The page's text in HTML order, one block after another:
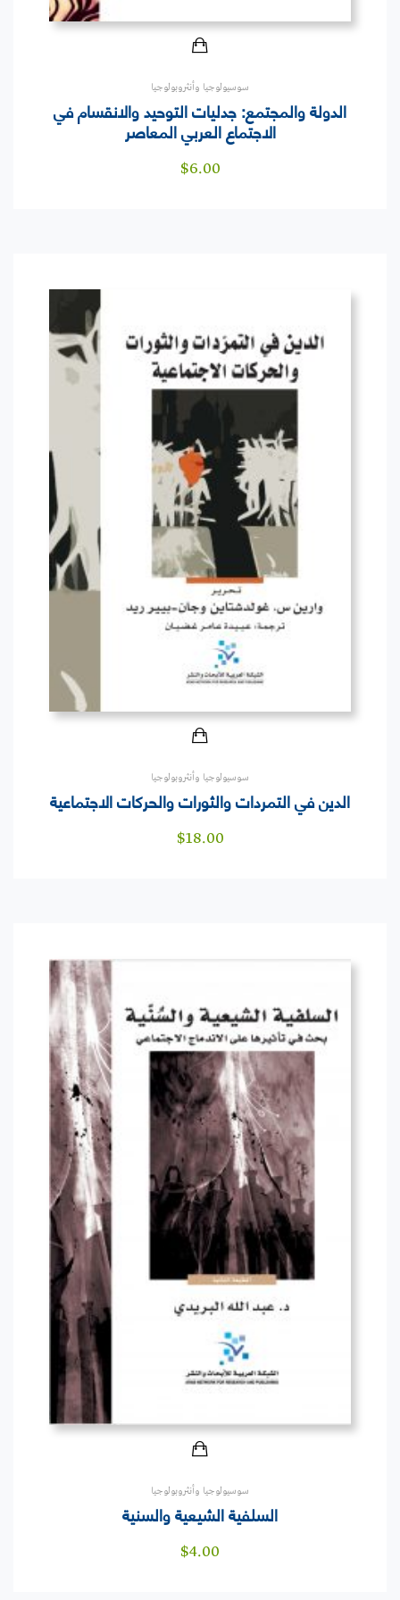
سوسيولوجيا وأنثروبولوجيا
الدولة والمجتمع: جدليات التوحيد والانقسام في
الاجتماع العربي المعاصر
$6.00
سوسيولوجيا وأنثروبولوجيا
الدين في التمردات والثورات والحركات الاجتماعية
$18.00
سوسيولوجيا وأنثروبولوجيا
السلفية الشيعية والسنية
$4.00